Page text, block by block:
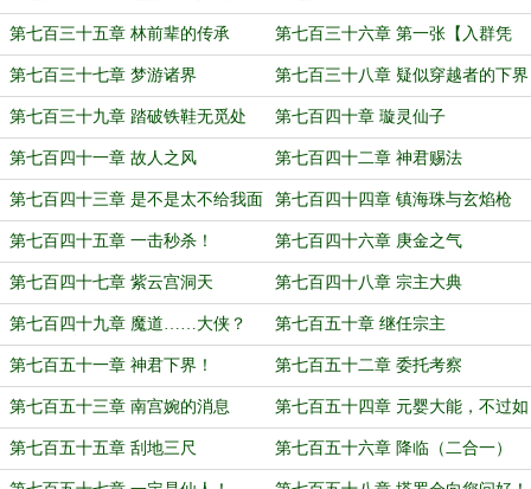
筹！
第七百三十五章 林前辈的传承 第七百三十六章 第一张【入群凭
证】
第七百三十七章 梦游诸界 第七百三十八章 疑似穿越者的下界
修士
第七百三十九章 踏破铁鞋无觅处 第七百四十章 璇灵仙子
第七百四十一章 故人之风 第七百四十二章 神君赐法
第七百四十三章 是不是太不给我面
子了？
第七百四十四章 镇海珠与玄焰枪
第七百四十五章 一击秒杀！ 第七百四十六章 庚金之气
第七百四十七章 紫云宫洞天 第七百四十八章 宗主大典
第七百四十九章 魔道……大侠？ 第七百五十章 继任宗主
第七百五十一章 神君下界！ 第七百五十二章 委托考察
第七百五十三章 南宫婉的消息 第七百五十四章 元婴大能，不过如
此！
第七百五十五章 刮地三尺 第七百五十六章 降临（二合一）